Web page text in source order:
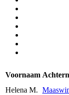
Voornaam
Helena M.